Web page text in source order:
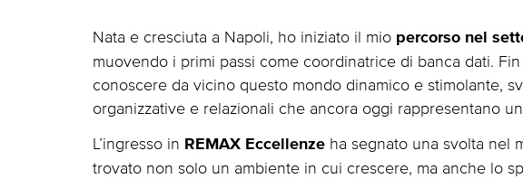
Nata e cresciuta a Napoli, ho iniziato il mio percorso nel
muovendo i primi passi come coordinatrice di banca dati.
conoscere da vicino questo mondo dinamico e stimolante,
organizzative e relazionali che ancora oggi rappresentano
L’ingresso in REMAX Eccellenze ha segnato una svolta nel
trovato non solo un ambiente in cui crescere, ma anche lo